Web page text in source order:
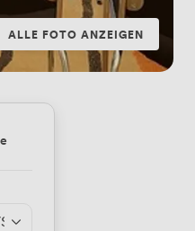
ALLE FOTO ANZEIGEN